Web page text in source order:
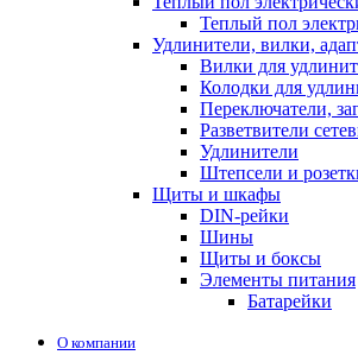
Теплый пол
Удлинители, вилки,
Вилки для
Колодки для
Переключатели,
Разветвители
Удлинители
Штепсели и
Щиты и шкафы
DIN-рейки
Шины
Щиты и боксы
Элементы питания
Батарейки
О компании